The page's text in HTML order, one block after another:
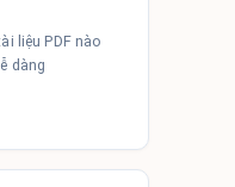
liệu PDF nào
dàng